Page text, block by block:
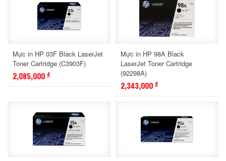
Mực in HP 03F Black LaserJet
Toner Cartridge (C3903F)
2,085,000 đ
Mực in HP 98A Black
LaserJet Toner Cartridge
(92298A)
2,343,000 đ